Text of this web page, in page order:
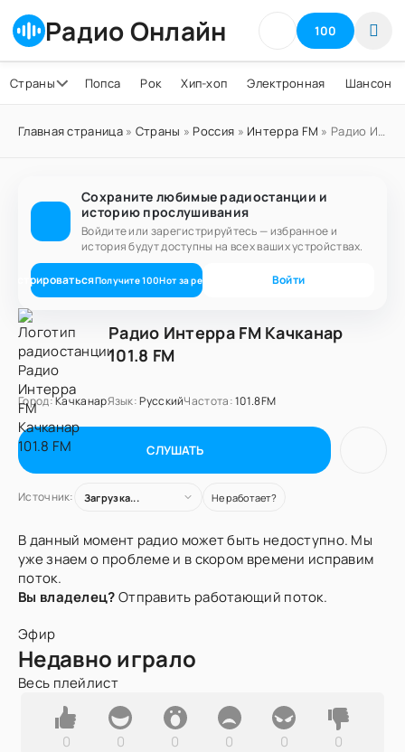
Радио Онлайн 100
Страны Попса Рок Хип-хоп Электронная Шансон
Главная страница» Страны » Россия » Интерра FM » Радио Интерра FM Качканар 101.8 FM
Сохраните любимые радиостанции и
историю прослушивания
Войдите или зарегистрируйтесь — избранное и
история будут доступны на всех ваших устройствах.
Получите100Нот за регистрацию Войти
Радио Интерра FM Качканар
101.8 FM
Город:КачканарЯзык:РусскийЧастота:101.8FM
СЛУШАТЬ
Источник: Загрузка... Не работает?
В данный момент радио может быть недоступно. Мы
уже знаем о проблеме и в скором времени исправим
поток.
Вы владелец?Отправить работающий поток.
Эфир
Недавно играло
Весь плейлист
0 0 0 0 0 0